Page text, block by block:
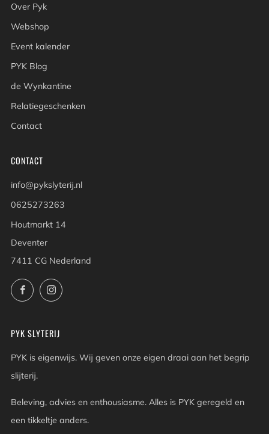
Over Pyk
Webshop
Event kalender
PYK Blog
de Wynkantine
Relatiegeschenken
Contact
CONTACT
info@pykslyterij.nl
0625273263
Houtmarkt 14
Deventer
7411 CG Nederland
FacebookInstagram
PYK SLYTERIJ
PYK is eigenwijs. Wij geven onze eigen draai aan het begrip
slijterij.
Beleving, advies en enthousiasme. Alles is PYK geregeld en
een tikkeltje anders.